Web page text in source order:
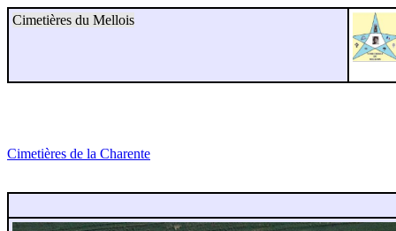
Cimetières du Mellois
Cimetières de la Charente